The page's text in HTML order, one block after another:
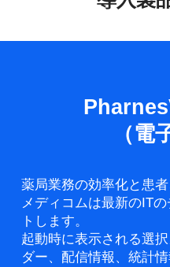
（電
薬局業務の効率化と患
メディコムは最新のIT
トします。
起動時に表示される選
ダー、配信情報、統計